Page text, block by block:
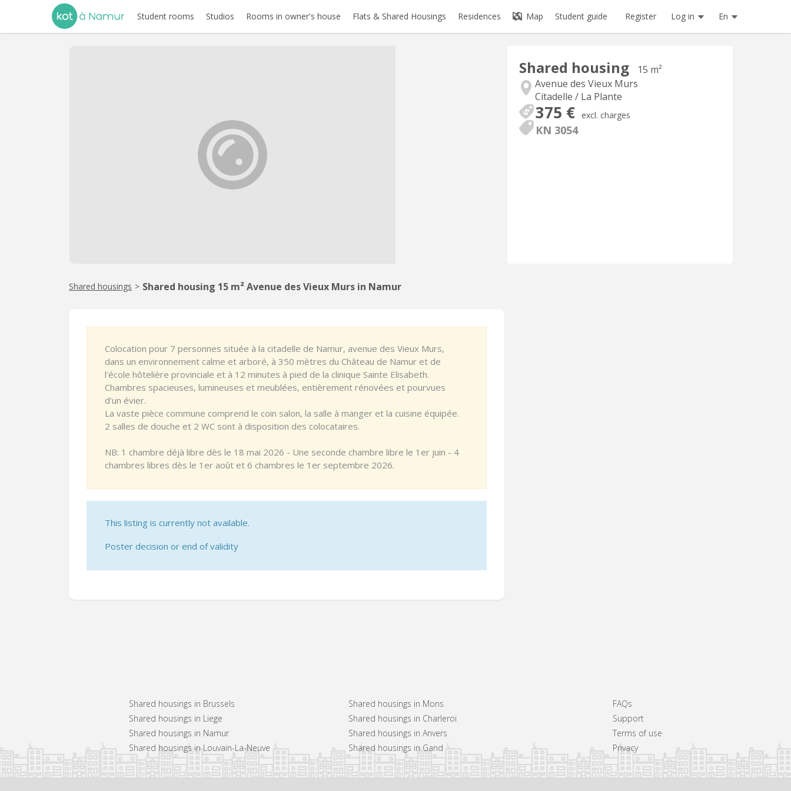
Student rooms Studios Rooms in owner's house Flats & Shared Housings Residences Map Student guide Register Log in En
Shared housing
15 m²
Avenue des Vieux Murs
Citadelle / La Plante
375 € excl. charges
KN 3054
Shared housings > Shared housing 15 m² Avenue des Vieux Murs in Namur
Colocation pour 7 personnes située à la citadelle de Namur, avenue des Vieux Murs,
dans un environnement calme et arboré, à 350 mètres du Château de Namur et de
l'école hôtelière provinciale et à 12 minutes à pied de la clinique Sainte Elisabeth.
Chambres spacieuses, lumineuses et meublées, entièrement rénovées et pourvues
d'un évier.
La vaste pièce commune comprend le coin salon, la salle à manger et la cuisine équipée.
2 salles de douche et 2 WC sont à disposition des colocataires.
NB: 1 chambre déjà libre dès le 18 mai 2026 - Une seconde chambre libre le 1er juin - 4
chambres libres dès le 1er août et 6 chambres le 1er septembre 2026.
This listing is currently not available.
Poster decision or end of validity
Shared housings in Brussels
Shared housings in Liege
Shared housings in Namur
Shared housings in Louvain-La-Neuve
Shared housings in Mons
Shared housings in Charleroi
Shared housings in Anvers
Shared housings in Gand
FAQs
Support
Terms of use
Privacy